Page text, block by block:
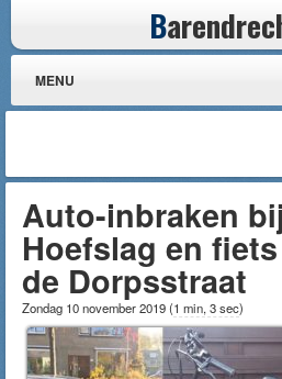
B
MENU
Auto-inbraken
Hoefslag en
de Dorpsstraat
Zondag 10 november 2019(1 min, 3 sec)